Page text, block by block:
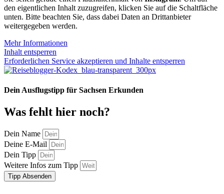
den eigentlichen Inhalt zuzugreifen, klicken Sie auf die Schaltfläche
unten. Bitte beachten Sie, dass dabei Daten an Drittanbieter
weitergegeben werden.
Mehr Informationen
Inhalt entsperren
Erforderlichen Service akzeptieren und Inhalte entsperren
Dein Ausflugstipp für Sachsen Erkunden
Was fehlt hier noch?
Dein Name
Deine E-Mail
Dein Tipp
Weitere Infos zum Tipp
Tipp Absenden